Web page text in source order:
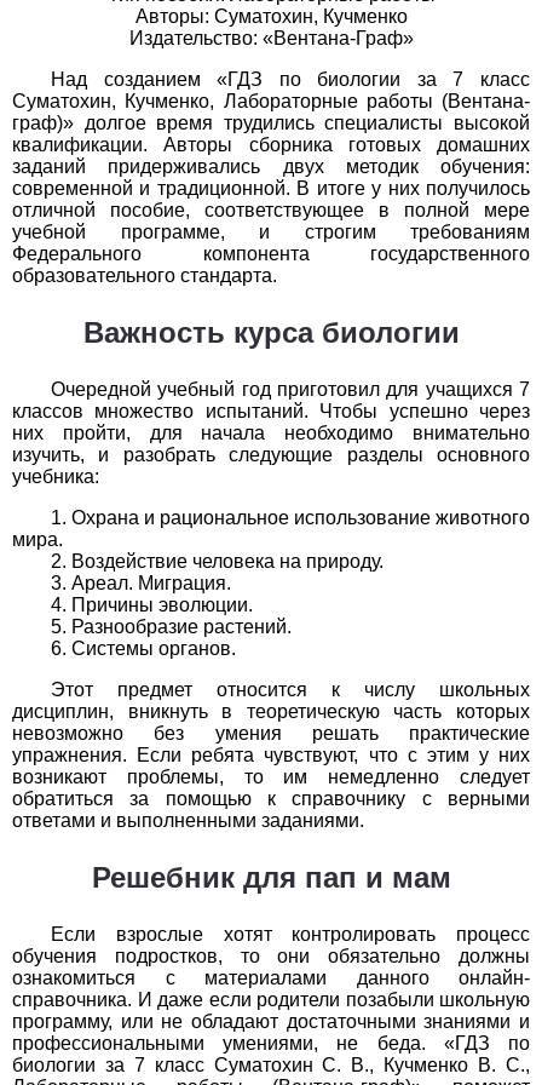
История
1
2 3 4 5 6 7 8 9 10
11
Литература
1
2 3 4 5 6 7 8 9 10
11
Математика
Немецкий язык
2 3 4 5 6 7 8 9 10
11
ОБЖ
Обществоведение
2 3 4 5
Окружающий мир
1
2 3 4 5 6 7 8 9 10
11
Русский язык
1
2 3 4 5 6 7 8 9 10
11
Физика
1
2 3 4 5 6 7 8 9 10
11
Французский язык
Авторы: Суматохин, Кучменко
Издательство: «Вентана-Граф»
Над созданием «ГДЗ по биологии за 7 класс
Суматохин, Кучменко, Лабораторные работы (Вентана-
граф)» долгое время трудились специалисты высокой
квалификации. Авторы сборника готовых домашних
заданий придерживались двух методик обучения:
современной и традиционной. В итоге у них получилось
отличной пособие, соответствующее в полной мере
учебной программе, и строгим требованиям
Федерального компонента государственного
образовательного стандарта.
Важность курса биологии
Очередной учебный год приготовил для учащихся 7
классов множество испытаний. Чтобы успешно через
них пройти, для начала необходимо внимательно
изучить, и разобрать следующие разделы основного
учебника:
Охрана и рациональное использование животного
мира.
Воздействие человека на природу.
Ареал. Миграция.
Причины эволюции.
Разнообразие растений.
Системы органов.
Этот предмет относится к числу школьных
дисциплин, вникнуть в теоретическую часть которых
невозможно без умения решать практические
упражнения. Если ребята чувствуют, что с этим у них
возникают проблемы, то им немедленно следует
обратиться за помощью к справочнику с верными
ответами и выполненными заданиями.
Решебник для пап и мам
Если взрослые хотят контролировать процесс
обучения подростков, то они обязательно должны
ознакомиться с материалами данного онлайн-
справочника. И даже если родители позабыли школьную
программу, или не обладают достаточными знаниями и
профессиональными умениями, не беда. «ГДЗ по
биологии за 7 класс Суматохин С. В., Кучменко В. С.,